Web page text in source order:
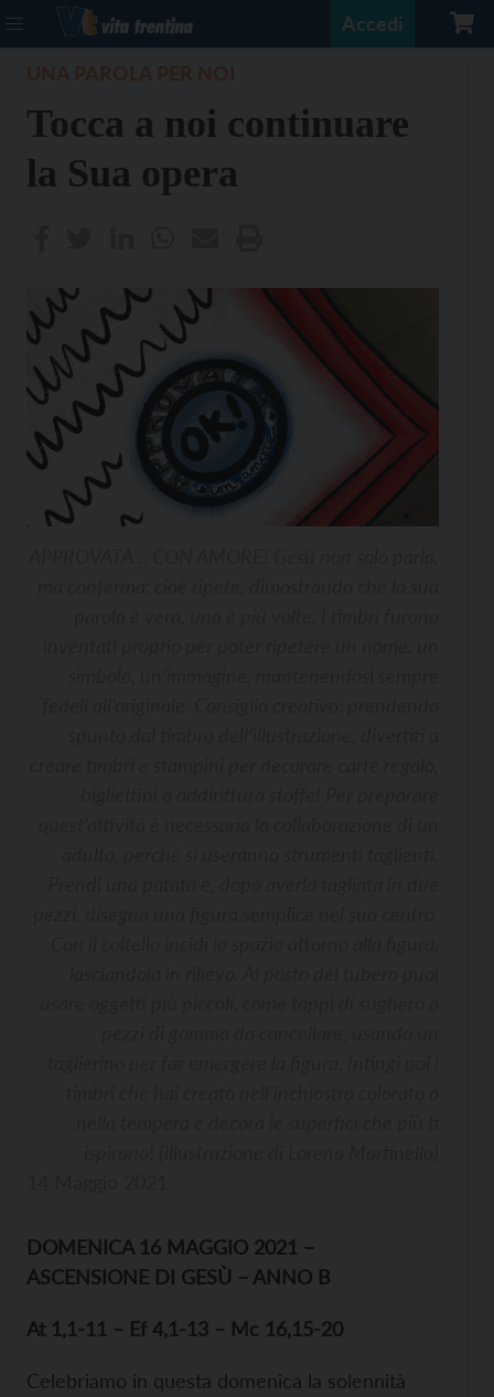
Accedi
Tocca a noi continuare
la Sua opera
DOMENICA 16 MAGGIO 2021 –
ASCENSIONE DI GESÙ – ANNO B
At 1,1-11 – Ef 4,1-13 – Mc 16,15-20
Celebriamo in questa domenica la solennità